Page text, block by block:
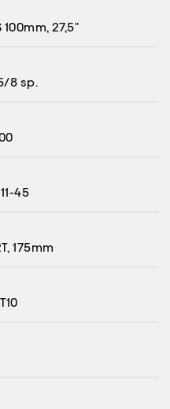
100mm, 27,5"
8 sp.
45
175mm